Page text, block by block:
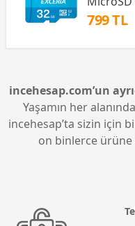
799 TL
incehesap.com’un
Yaşamın her
incehesap’ta sizin için
on binlerce ürüne